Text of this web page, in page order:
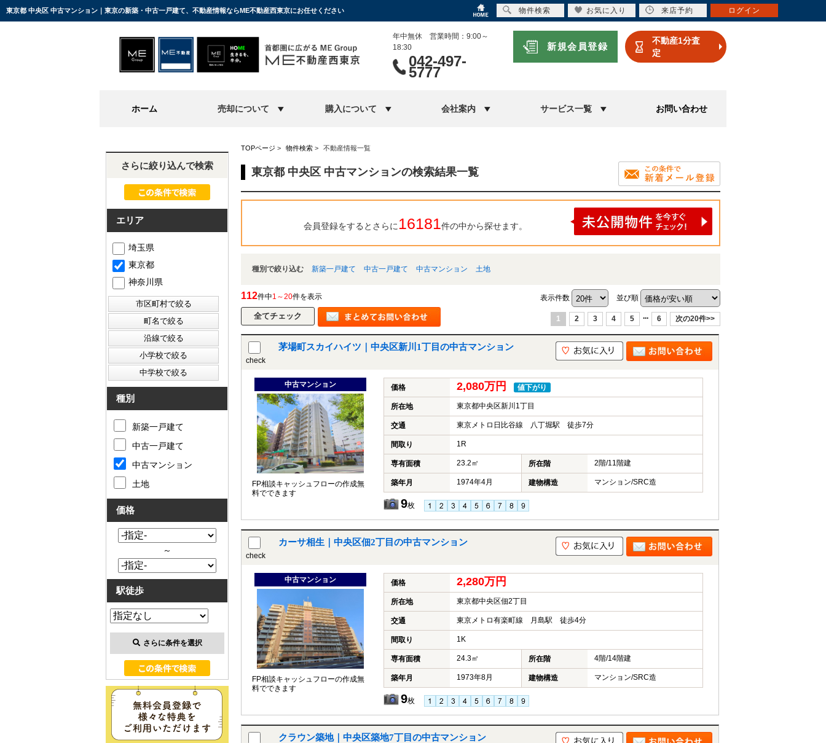
東京都 中央区 中古マンション｜東京の新築・中古一戸建て、不動産情報ならME不動産西東京にお任せください
年中無休 営業時間：9:00～
18:30
042-497-
5777
新規会員登録
不動産1分査
定
ホーム 売却について 購入について 会社案内 サービス一覧 お問い合わせ
TOPページ > 物件検索 > 不動産情報一覧
東京都 中央区 中古マンションの検索結果一覧
会員登録をするとさらに 16181件の中から探せます。
種別で絞り込む 新築一戸建て 中古一戸建て 中古マンション 土地
112件中1～20件を表示 表示件数 並び順
1 2 3 4 5 ... 6 次の20件>>
check
茅場町スカイハイツ｜中央区新川1丁目の中古マンション
中古マンション
FP相談キャッシュフローの作成無
料でできます
価格 2,080万円 値下がり
所在地 東京都中央区新川1丁目
交通 東京メトロ日比谷線 八丁堀駅 徒歩7分
間取り 1R
専有面積 23.2㎡ 所在階 2階/11階建
築年月 1974年4月 建物構造 マンション/SRC造
9枚
check
カーサ相生｜中央区佃2丁目の中古マンション
中古マンション
FP相談キャッシュフローの作成無
料でできます
価格 2,280万円
所在地 東京都中央区佃2丁目
交通 東京メトロ有楽町線 月島駅 徒歩4分
間取り 1K
専有面積 24.3㎡ 所在階 4階/14階建
築年月 1973年8月 建物構造 マンション/SRC造
9枚
クラウン築地｜中央区築地7丁目の中古マンション
さらに絞り込んで検索
エリア
埼玉県
東京都
神奈川県
種別
新築一戸建て
中古一戸建て
中古マンション
土地
価格
～
駅徒歩
さらに条件を選択
物件検索 お気に入り 来店予約 ログイン